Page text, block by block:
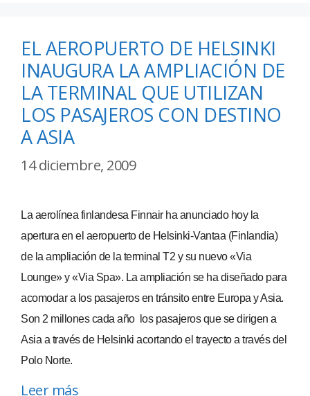
EL AEROPUERTO DE HELSINKI
INAUGURA LA AMPLIACIÓN DE
LA TERMINAL QUE UTILIZAN
LOS PASAJEROS CON DESTINO
A ASIA
14 diciembre, 2009
La aerolínea finlandesa Finnair ha anunciado hoy la
apertura en el aeropuerto de Helsinki-Vantaa (Finlandia)
de la ampliación de la terminal T2 y su nuevo «Via
Lounge» y «Via Spa». La ampliación se ha diseñado para
acomodar a los pasajeros en tránsito entre Europa y Asia.
Son 2 millones cada año los pasajeros que se dirigen a
Asia a través de Helsinki acortando el trayecto a través del
Polo Norte.
Leer más